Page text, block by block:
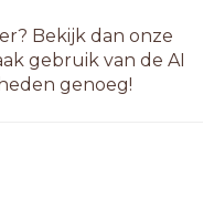
Bekijk dan onze
gebruik van de AI
genoeg!